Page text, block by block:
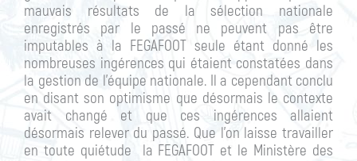
mauvais résultats de la sélection nationale
enregistrés par le passé ne peuvent pas être
imputables à la FEGAFOOT seule étant donné les
nombreuses ingérences qui étaient constatées dans
la gestion de l’équipe nationale. Il a cependant conclu
en disant son optimisme que désormais le contexte
avait changé et que ces ingérences allaient
désormais relever du passé. Que l’on laisse travailler
en toute quiétude la FEGAFOOT et le Ministère des